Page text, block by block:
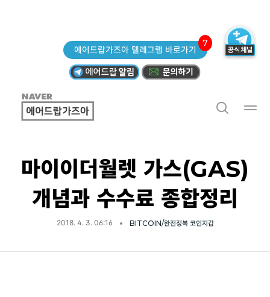
에어드랍가즈아 텔레그램 바로가기
7
마이이더월렛 가스(GAS)
개념과 수수료 종합정리
2018. 4. 3. 06:16 BITCOIN/완전정복 코인지갑